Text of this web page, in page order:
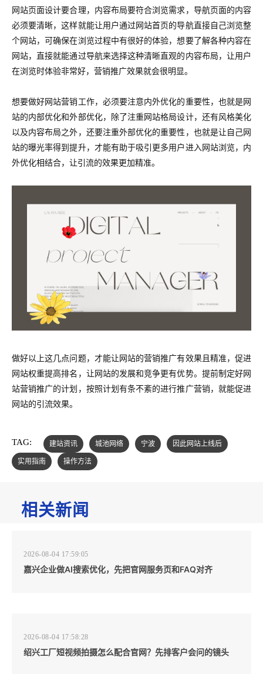
网站页面设计要合理，内容布局要符合浏览需求，导航页面的内容
必须要清晰，这样就能让用户通过网站首页的导航直接自己浏览整
个网站，可确保在浏览过程中有很好的体验，想要了解各种内容在
网站，直接就能通过导航来选择这种清晰直观的内容布局，让用户
在浏览时体验非常好，营销推广效果就会很明显。
想要做好网站营销工作，必须要注意内外优化的重要性，也就是网
站的内部优化和外部优化，除了注重网站格局设计，还有风格美化
以及内容布局之外，还要注重外部优化的重要性，也就是让自己网
站的曝光率得到提升，才能有助于吸引更多用户进入网站浏览，内
外优化相结合，让引流的效果更加精准。
做好以上这几点问题，才能让网站的营销推广有效果且精准，促进
网站权重提高排名，让网站的发展和竞争更有优势。提前制定好网
站营销推广的计划，按照计划有条不紊的进行推广营销，就能促进
网站的引流效果。
TAG: 建站资讯 城池网络 宁波
因此网站上线后
实用指南
操作方法
相关新闻
2026-08-04 17:59:05
嘉兴企业做AI搜索优化，先把官网服务页和FAQ对齐
2026-08-04 17:58:28
绍兴工厂短视频拍摄怎么配合官网？先排客户会问的镜头